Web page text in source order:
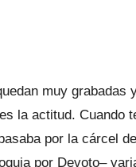
muy grabadas
la actitud. Cuando
por la cárcel
por Devoto–